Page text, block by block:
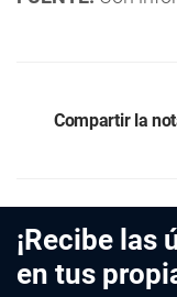
Compartir la
¡Recibe las
en tus